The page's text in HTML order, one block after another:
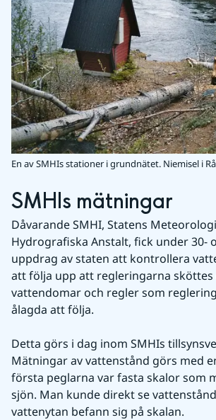
En av SMHIs stationer i grundnätet. Niemisel i
SMHIs mätningar
Dåvarande SMHI, Statens
Hydrografiska Anstalt, fick under 30-
uppdrag av staten att kontrollera
att följa upp att regleringarna sköttes
vattendomar och regler som
ålagda att följa.
Detta görs i dag inom SMHIs
Mätningar av vattenstånd görs med
första peglarna var fasta skalor som
sjön. Man kunde direkt se
vattenytan befann sig på skalan.